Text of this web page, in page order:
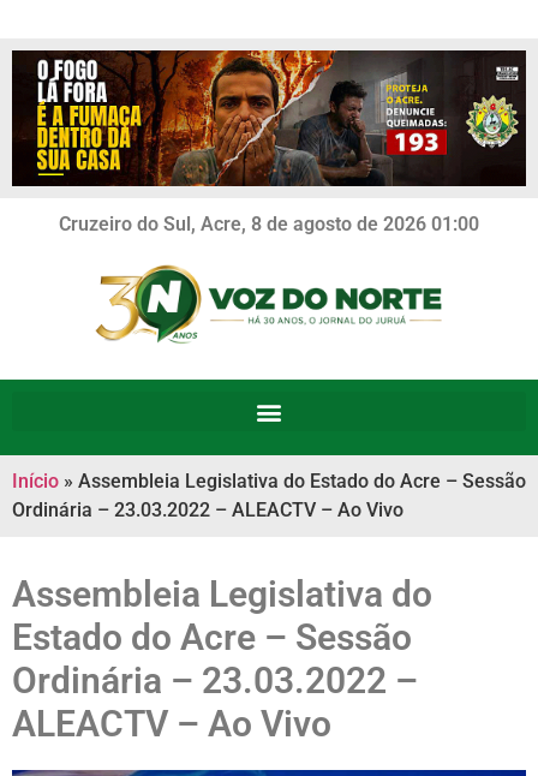
Cruzeiro do Sul, Acre, 8 de agosto de 2026 01:00
Início » Assembleia Legislativa do Estado do Acre – Sessão
Ordinária – 23.03.2022 – ALEACTV – Ao Vivo
Assembleia Legislativa do
Estado do Acre – Sessão
Ordinária – 23.03.2022 –
ALEACTV – Ao Vivo